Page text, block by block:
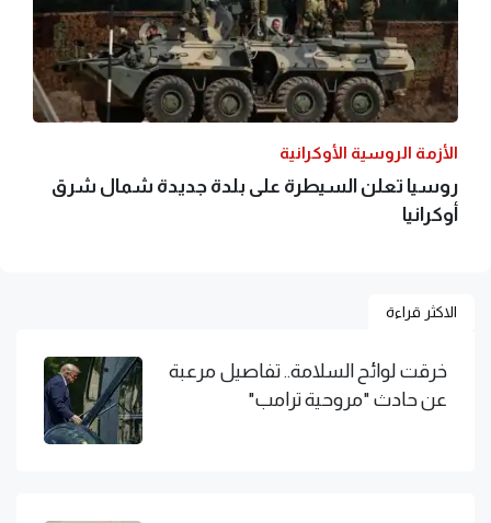
الأزمة الروسية الأوكرانية
روسيا تعلن السيطرة على بلدة جديدة شمال شرق
أوكرانيا
الاكثر قراءة
خرقت لوائح السلامة.. تفاصيل مرعبة
عن حادث "مروحية ترامب"